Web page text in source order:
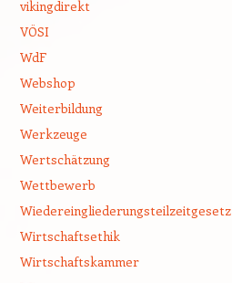
vikingdirekt
VÖSI
WdF
Webshop
Weiterbildung
Werkzeuge
Wertschätzung
Wettbewerb
Wiedereingliederungsteilzeitgesetz
Wirtschaftsethik
Wirtschaftskammer